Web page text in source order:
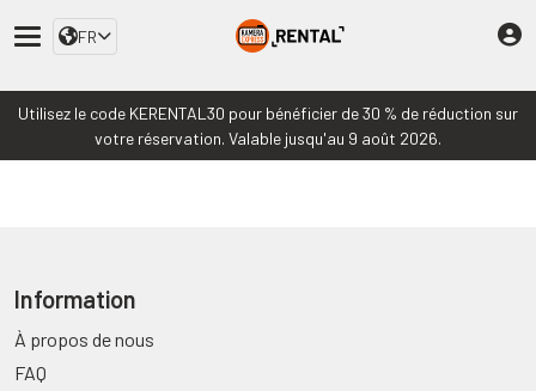
FR
Utilisez le code KERENTAL30 pour bénéficier de 30 % de réduction sur
votre réservation. Valable jusqu'au 9 août 2026.
Information
À propos de nous
FAQ